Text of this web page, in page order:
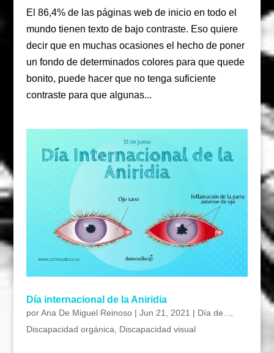
El 86,4% de las páginas web de inicio en todo el
mundo tienen texto de bajo contraste. Eso quiere
decir que en muchas ocasiones el hecho de poner
un fondo de determinados colores para que quede
bonito, puede hacer que no tenga suficiente
contraste para que algunas...
Día internacional de la Aniridia
porAna De Miguel Reinoso| Jun 21, 2021 | Día de...,
Discapacidad orgánica, Discapacidad visual